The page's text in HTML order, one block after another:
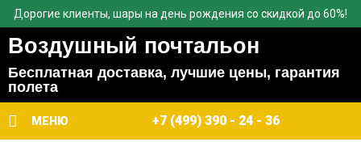
Дорогие клиенты, шары на день рождения со скидкой до 60%!
Воздушный почтальон
Бесплатная доставка, лучшие цены, гарантия
полета
МЕНЮ +7 (499) 390 - 24 - 36